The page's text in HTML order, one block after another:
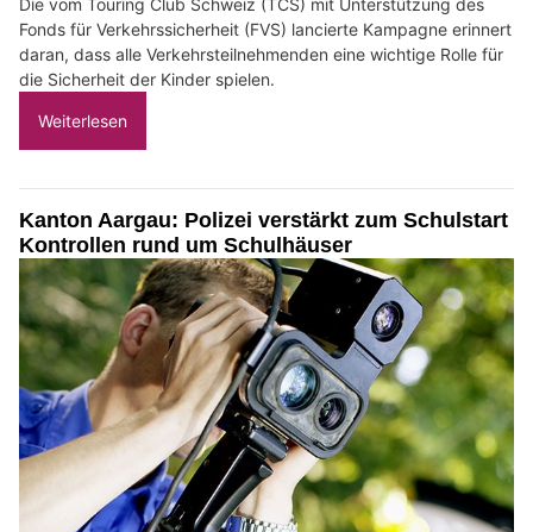
Fonds für Verkehrssicherheit (FVS) lancierte Kampagne erinnert
daran, dass alle Verkehrsteilnehmenden eine wichtige Rolle für
die Sicherheit der Kinder spielen.
Weiterlesen
Kanton Aargau: Polizei verstärkt zum Schulstart
Kontrollen rund um Schulhäuser